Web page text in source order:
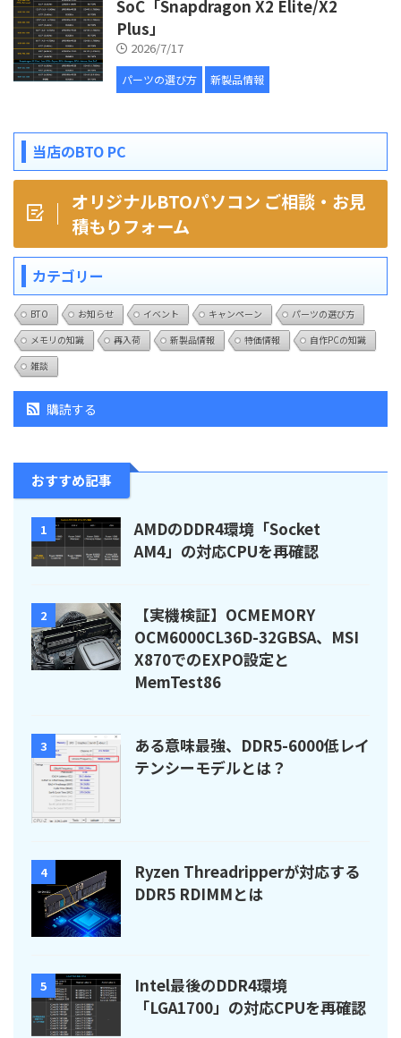
SoC「Snapdragon X2 Elite/X2
Plus」
2026/7/17
パーツの選び方 新製品情報
当店のBTO PC
オリジナルBTOパソコン ご相談・お見
積もりフォーム
カテゴリー
BTO お知らせ イベント キャンペーン
パーツの選び方
メモリの知識
再入荷 新製品情報 特価情報
自作PCの知識
雑談
購読する
おすすめ記事
1
AMDのDDR4環境「Socket
AM4」の対応CPUを再確認
2
【実機検証】OCMEMORY
OCM6000CL36D-32GBSA、MSI
X870でのEXPO設定と
MemTest86
3
ある意味最強、DDR5-6000低レイ
テンシーモデルとは？
4
Ryzen Threadripperが対応する
DDR5 RDIMMとは
5
Intel最後のDDR4環境
「LGA1700」の対応CPUを再確認